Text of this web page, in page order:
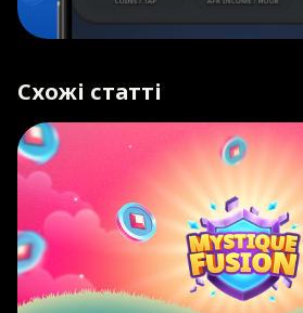
Схожі статті